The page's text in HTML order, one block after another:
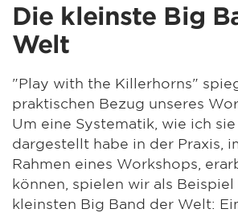
Die kleinste Big
Welt
"Play with the Killerhorns"
praktischen Bezug unseres
Um eine Systematik, wie ich
dargestellt habe in der Praxis,
Rahmen eines Workshops,
können, spielen wir als
kleinsten Big Band der Welt: